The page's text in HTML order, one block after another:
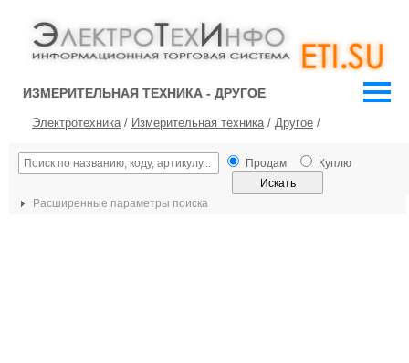
ИЗМЕРИТЕЛЬНАЯ ТЕХНИКА - ДРУГОЕ
Электротехника/ Измерительная техника/ Другое /
Продам Куплю
Расширенные параметры поиска